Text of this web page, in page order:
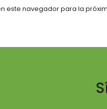
este navegador para la